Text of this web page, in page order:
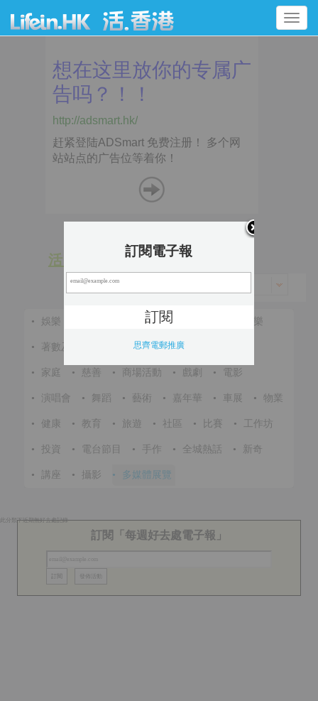
Toggle
navigation
活 動
• 娛樂 • 節慶 音樂
• 著數及優惠 • 體育 •
• 家庭 • 慈善 • 商場活動 • 戲劇 • 電影
• 演唱會 • 舞蹈 • 藝術 • 嘉年華 • 車展 • 物業
• 健康 • 教育 • 旅遊 • 社區 • 比賽 • 工作坊
• 投資 • 電台節目 • 手作 • 全城熱話 • 新奇
• 講座 • 攝影 • 多媒體展覽
此分類下近期無好去處記錄
訂閱「每週好去處電子報」
訂閱電子報
思齊電郵推廣